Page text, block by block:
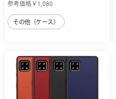
参考価格￥1,080
その他（ケース）